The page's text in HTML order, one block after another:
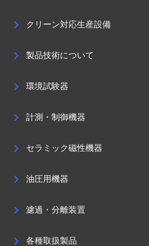
クリーン対応生産設備
製品技術について
環境試験器
計測・制御機器
セラミック磁性機器
油圧用機器
濾過・分離装置
各種取扱製品